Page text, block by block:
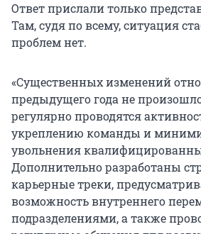
Ответ прислали только
Там, судя по всему, ситуация
проблем нет.
«Существенных изменений
предыдущего года не
регулярно проводятся
укреплению команды и
увольнения
Дополнительно разработаны
карьерные треки,
возможность внутреннего
подразделениями, а также